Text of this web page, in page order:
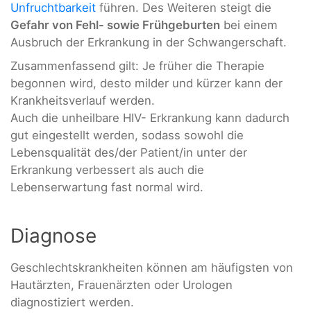
Unfruchtbarkeit führen. Des Weiteren steigt die
Gefahr von Fehl- sowie Frühgeburten bei einem
Ausbruch der Erkrankung in der Schwangerschaft.
Zusammenfassend gilt: Je früher die Therapie
begonnen wird, desto milder und kürzer kann der
Krankheitsverlauf werden.
Auch die unheilbare HIV- Erkrankung kann dadurch
gut eingestellt werden, sodass sowohl die
Lebensqualität des/der Patient/in unter der
Erkrankung verbessert als auch die
Lebenserwartung fast normal wird.
Diagnose
Geschlechtskrankheiten können am häufigsten von
Hautärzten, Frauenärzten oder Urologen
diagnostiziert werden.